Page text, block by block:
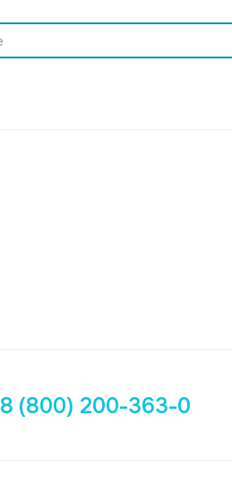
8 (800) 200-363-0